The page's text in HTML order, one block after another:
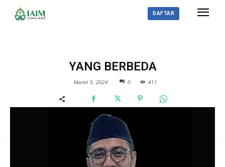
DAFTAR
YANG BERBEDA
Maret 5, 2024 0 411